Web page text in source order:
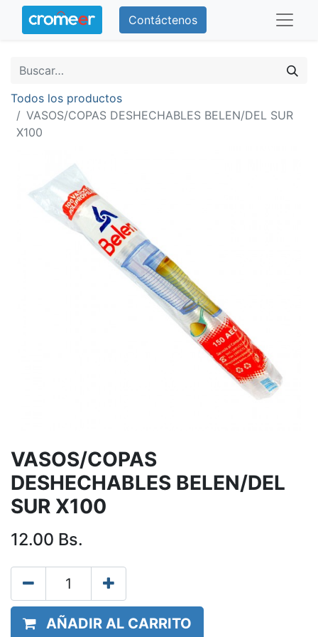
Contáctenos
Todos los productos
VASOS/COPAS DESHECHABLES BELEN/DEL SUR
X100
VASOS/COPAS
DESHECHABLES BELEN/DEL
SUR X100
12.00 Bs.
AÑADIR AL CARRITO